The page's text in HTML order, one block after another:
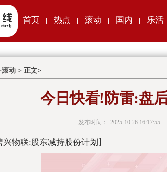
首页 热点 滚动 国内 乐活
滚动 > 正文>
今日快看!防雷:盘
发布时间： 2025-10-26 16:17:55
兴物联:股东减持股份计划】